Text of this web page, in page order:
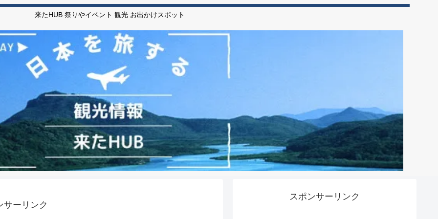
来たHUB 祭りやイベント 観光 お出かけスポット
サーリンク
スポンサーリンク